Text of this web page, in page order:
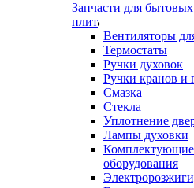
Запчасти для
плит
Вентиляторы
Термостаты
Ручки духовок
Ручки кранов и
Смазка
Стекла
Уплотнение
Лампы духовки
Комплектующие
оборудования